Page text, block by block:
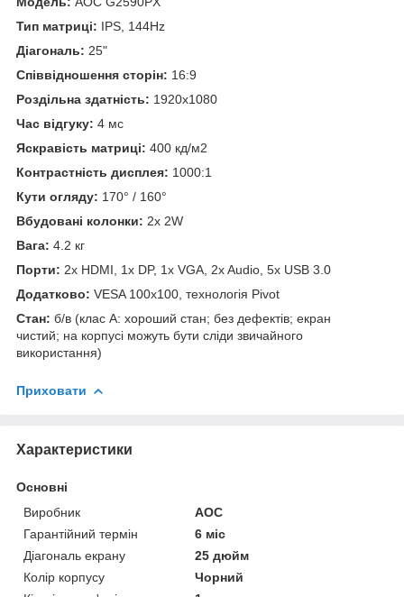
Тип матриці: IPS, 144Hz
Діагональ: 25"
Співвідношення сторін: 16:9
Роздільна здатність: 1920x1080
Час відгуку: 4 мс
Яскравість матриці: 400 кд/м2
Контрастність дисплея: 1000:1
Кути огляду: 170° / 160°
Вбудовані колонки: 2x 2W
Вага: 4.2 кг
Порти: 2x HDMI, 1x DP, 1x VGA, 2x Audio, 5x USB 3.0
Додатково: VESA 100x100, технологія Pivot
Стан: б/в (клас А: хороший стан; без дефектів; екран
чистий; на корпусі можуть бути сліди звичайного
використання)
Приховати
Характеристики
Основні
Виробник
AOC
Гарантійний термін
6 міс
Діагональ екрану
25 дюйм
Колір корпусу
Чорний